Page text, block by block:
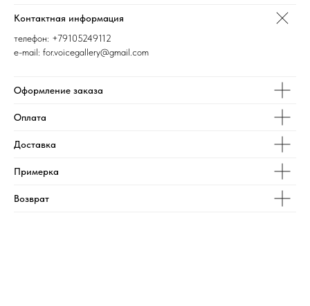
Контактная информация
телефон: +79105249112
e-mail: for.voicegallery@gmail.com
Оформление заказа
Оплата
Доставка
Примерка
Возврат